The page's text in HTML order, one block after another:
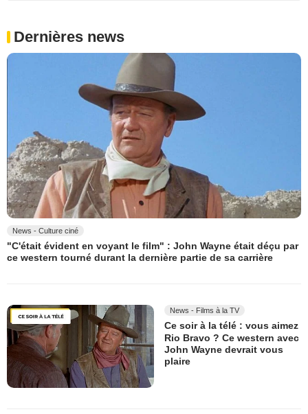
Dernières news
News - Culture ciné
"C'était évident en voyant le film" : John Wayne était déçu par
ce western tourné durant la dernière partie de sa carrière
News - Films à la TV
Ce soir à la télé : vous aimez
Rio Bravo ? Ce western avec
John Wayne devrait vous
plaire